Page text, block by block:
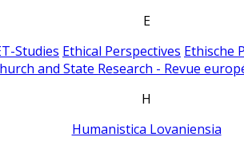
E
Studies Ethical Perspectives Ethische
and State Research - Revue
H
Humanistica Lovaniensia